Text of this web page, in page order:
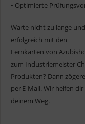
• Optimierte
Warte nicht zu lange
erfolgreich mit den
Lernkarten von
zum Industriemeister
Produkten? Dann
per E-Mail. Wir helfen
deinem Weg.